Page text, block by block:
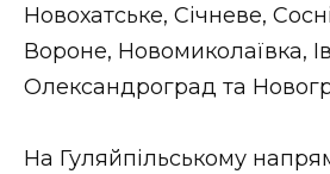
Новохатське, Січневе,
Вороне, Новомиколаївка,
Олександроград та
На Гуляйпільському